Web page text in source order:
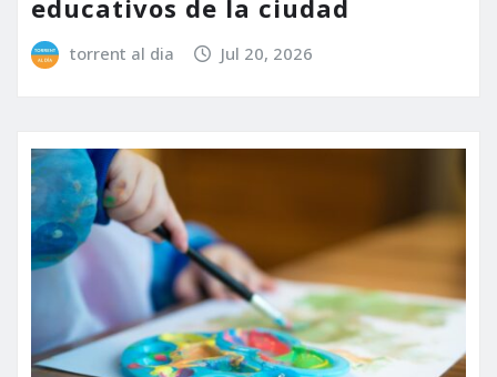
educativos de la ciudad
torrent al dia Jul 20, 2026